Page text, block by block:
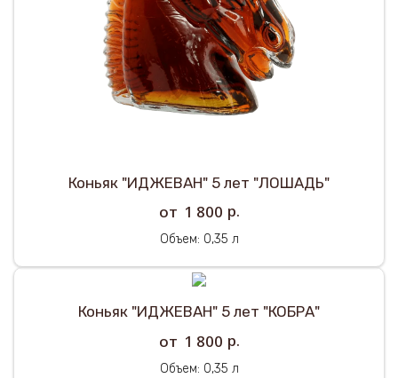
Коньяк "ИДЖЕВАН" 5 лет "ЛОШАДЬ"
1 800 р.
Объем: 0,35 л
Коньяк "ИДЖЕВАН" 5 лет "КОБРА"
1 800 р.
Объем: 0,35 л